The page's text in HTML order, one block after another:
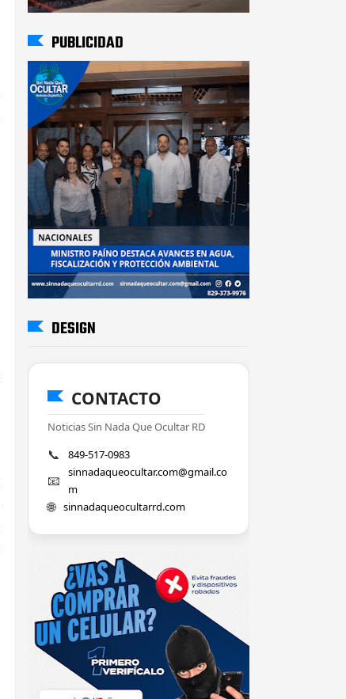
PUBLICIDAD
DESIGN
CONTACTO
Noticias Sin Nada Que Ocultar RD
📞 849-517-0983
📧
sinnadaqueocultar.com@gmail.co
m
🌐 sinnadaqueocultarrd.com